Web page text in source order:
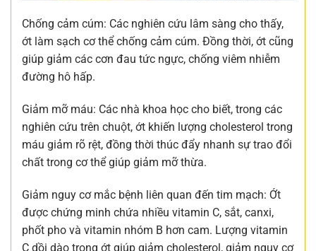
Chống cảm cúm: Các nghiên cứu lâm sàng cho thấy,
ớt làm sạch cơ thể chống cảm cúm. Đồng thời, ớt cũng
giúp giảm các cơn đau tức ngực, chống viêm nhiễm
đường hô hấp.
Giảm mỡ máu: Các nhà khoa học cho biết, trong các
nghiên cứu trên chuột, ớt khiến lượng cholesterol trong
máu giảm rõ rệt, đồng thời thúc đẩy nhanh sự trao đổi
chất trong cơ thể giúp giảm mỡ thừa.
Giảm nguy cơ mắc bệnh liên quan đến tim mạch: Ớt
được chứng minh chứa nhiều vitamin C, sắt, canxi,
phốt pho và vitamin nhóm B hơn cam. Lượng vitamin
C dồi dào trong ớt giúp giảm cholesterol, giảm nguy cơ